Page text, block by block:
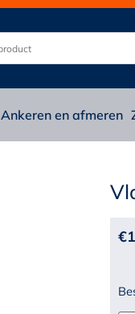
Ankeren en afmeren
€